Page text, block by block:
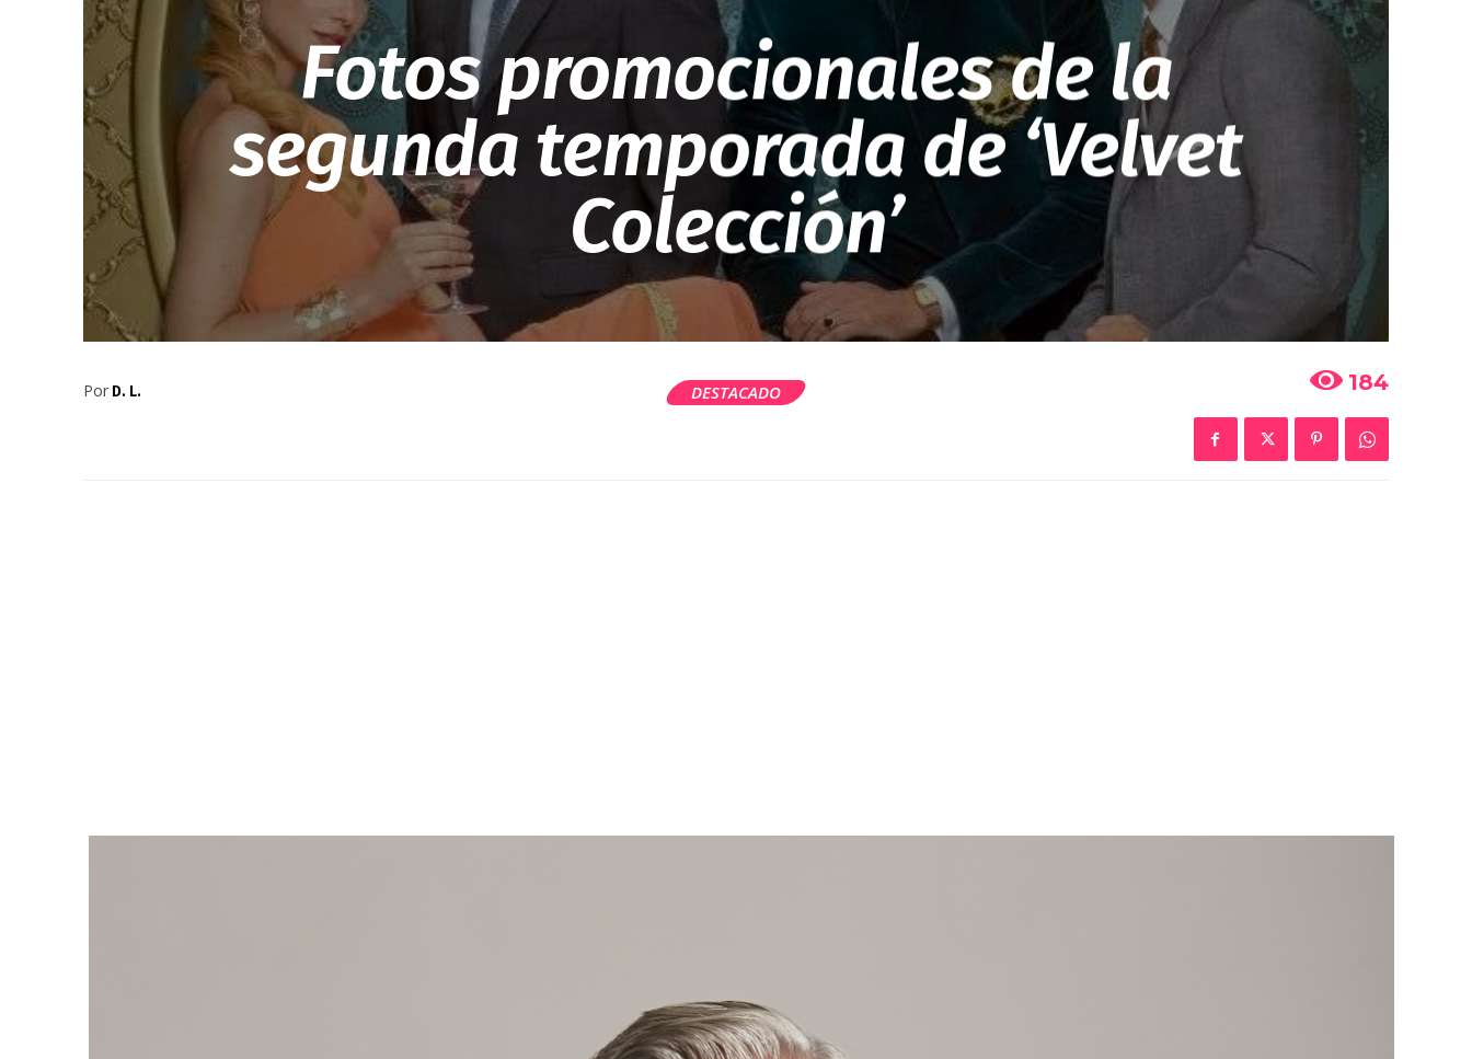
Fotos promocionales de la
segunda temporada de ‘Velvet
Colección’
Por D. L. DESTACADO 184